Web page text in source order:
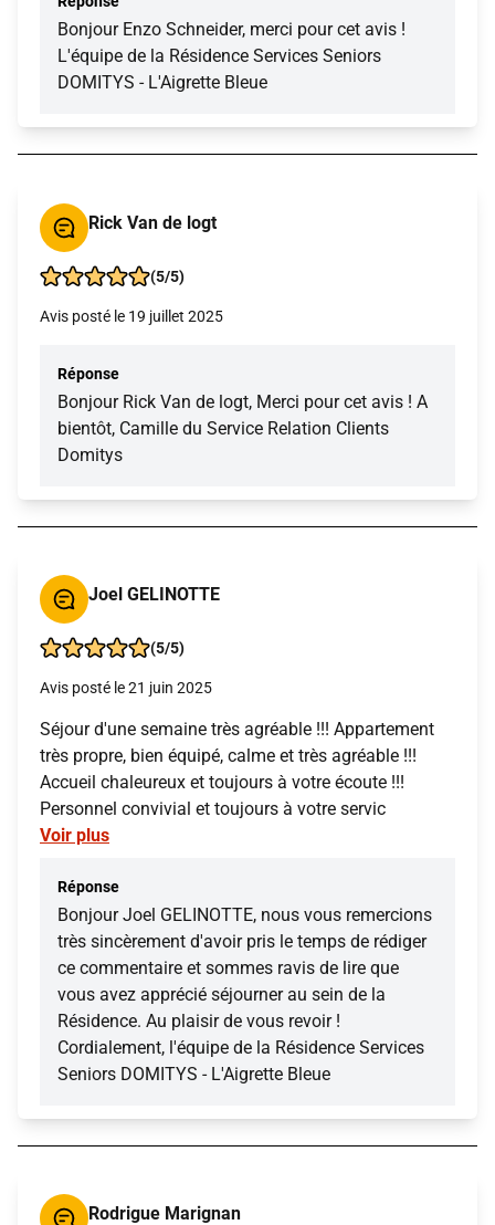
Bonjour Enzo Schneider, merci pour cet avis !
L'équipe de la Résidence Services Seniors
DOMITYS - L'Aigrette Bleue
Rick Van de logt
(5/5)
Avis posté le 19 juillet 2025
Réponse
Bonjour Rick Van de logt, Merci pour cet avis ! A
bientôt, Camille du Service Relation Clients
Domitys
Joel GELINOTTE
(5/5)
Avis posté le 21 juin 2025
Séjour d'une semaine très agréable !!! Appartement
très propre, bien équipé, calme et très agréable !!!
Accueil chaleureux et toujours à votre écoute !!!
Personnel convivial et toujours à votre servic
Voir plus
Réponse
Bonjour Joel GELINOTTE, nous vous remercions
très sincèrement d'avoir pris le temps de rédiger
ce commentaire et sommes ravis de lire que
vous avez apprécié séjourner au sein de la
Résidence. Au plaisir de vous revoir !
Cordialement, l'équipe de la Résidence Services
Seniors DOMITYS - L'Aigrette Bleue
Rodrigue Marignan